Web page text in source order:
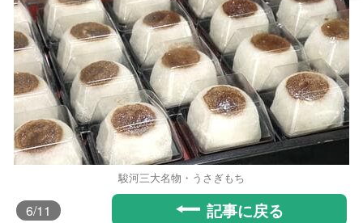
駿河三大名物・うさぎもち
6/11 記事に戻る